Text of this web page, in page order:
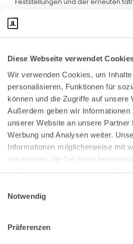
Diese Webseite verwendet
Wir verwenden Cookies, um
personalisieren, Funktionen für
können und die Zugriffe auf unsere
Außerdem geben wir Informationen
unserer Website an unsere Partner
Werbung und Analysen weiter.
Informationen möglicherweise mit
zusammen, die Sie ihnen
im Rahmen Ihrer Nutzung der
Impressum
Notwendig
Präferenzen
Bundeskanzlerplatz 2
53113 Bonn
Pressemitteilungen|AGB
Impressum|Datenschutz